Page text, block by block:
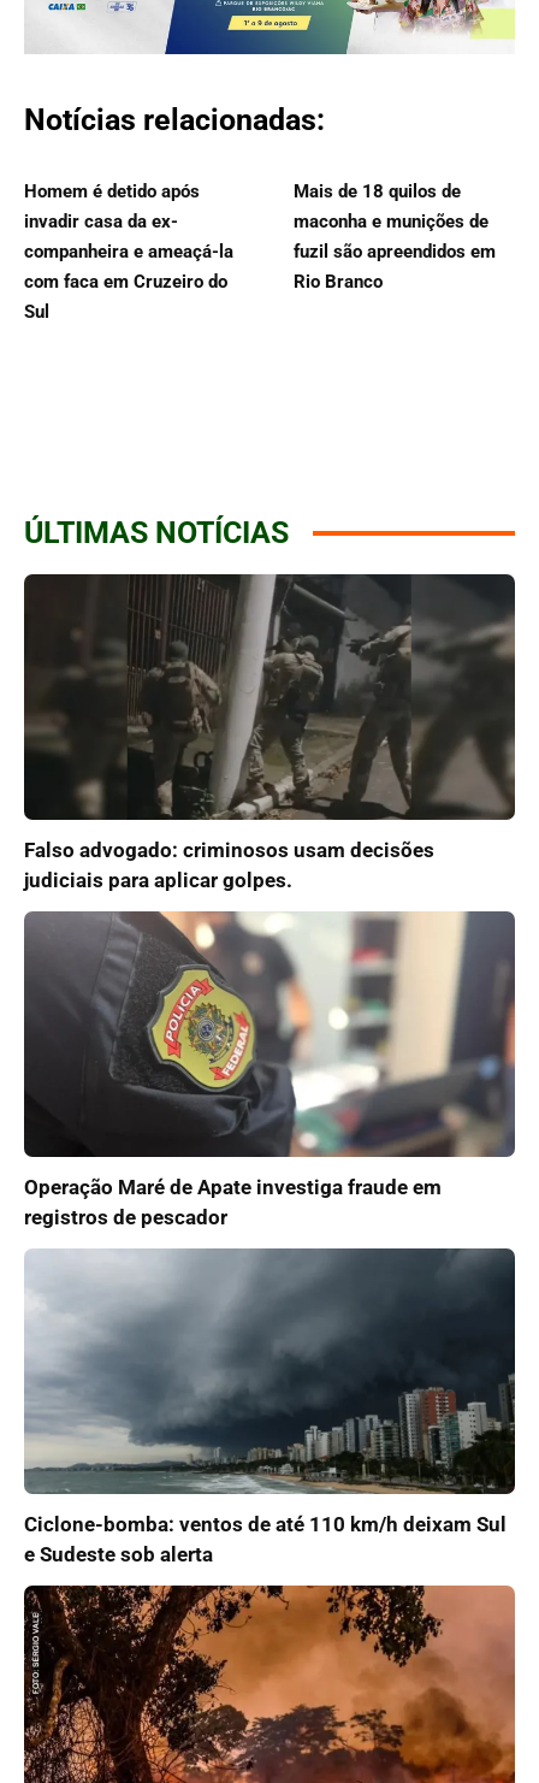
Notícias relacionadas:
Homem é detido após
invadir casa da ex-
companheira e ameaçá-la
com faca em Cruzeiro do
Sul
Mais de 18 quilos de
maconha e munições de
fuzil são apreendidos em
Rio Branco
ÚLTIMAS NOTÍCIAS
Falso advogado: criminosos usam decisões
judiciais para aplicar golpes.
Operação Maré de Apate investiga fraude em
registros de pescador
Ciclone-bomba: ventos de até 110 km/h deixam Sul
e Sudeste sob alerta